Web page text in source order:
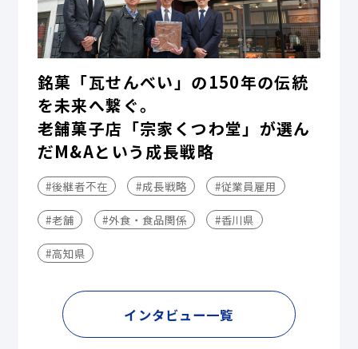
銘菓「瓦せんべい」の150年の伝統
を未来へ繋ぐ。
老舗菓子店「宗家くつわ堂」が選ん
だM&Aという成長戦略
#後継者不在 #成長戦略 #従業員雇用
#老舗 #外食・食品関係 #香川県
#高知県
インタビュー一覧